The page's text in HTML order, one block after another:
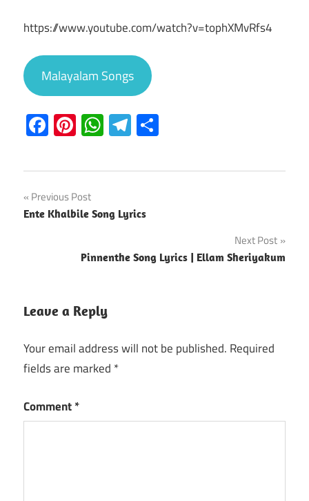
https://www.youtube.com/watch?v=tophXMvRfs4
Malayalam Songs
Facebook
Pinterest
WhatsApp
Telegram
Post
navigation
Previous Post
Ente Khalbile Song Lyrics
Next Post
Pinnenthe Song Lyrics | Ellam Sheriyakum
Leave a Reply
Your email address will not be published. Required
fields are marked *
Comment*